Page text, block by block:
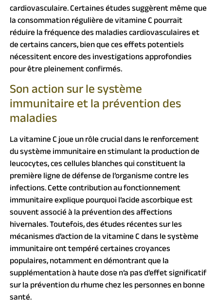
cardiovasculaire. Certaines études suggèrent même que
la consommation régulière de vitamine C pourrait
réduire la fréquence des maladies cardiovasculaires et
de certains cancers, bien que ces effets potentiels
nécessitent encore des investigations approfondies
pour être pleinement confirmés.
Son action sur le système
immunitaire et la prévention des
maladies
La vitamine C joue un rôle crucial dans le renforcement
du système immunitaire en stimulant la production de
leucocytes, ces cellules blanches qui constituent la
première ligne de défense de l’organisme contre les
infections. Cette contribution au fonctionnement
immunitaire explique pourquoi l’acide ascorbique est
souvent associé à la prévention des affections
hivernales. Toutefois, des études récentes sur les
mécanismes d’action de la vitamine C dans le système
immunitaire ont tempéré certaines croyances
populaires, notamment en démontrant que la
supplémentation à haute dose n’a pas d’effet significatif
sur la prévention du rhume chez les personnes en bonne
santé.